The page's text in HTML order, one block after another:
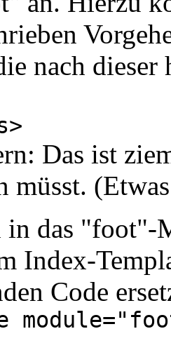
nach
Das ist
müsst.
in das "foot"-
Index-
Code